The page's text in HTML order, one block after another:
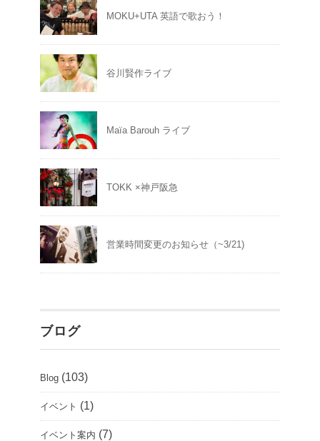
MOKU+UTA 英語で歌おう！
谷川賢作ライブ
Maïa Barouh ライブ
TOKK ×神戸阪急
営業時間変更のお知らせ（~3/21)
ブログ
Blog (103)
イベント (1)
イベント案内 (7)